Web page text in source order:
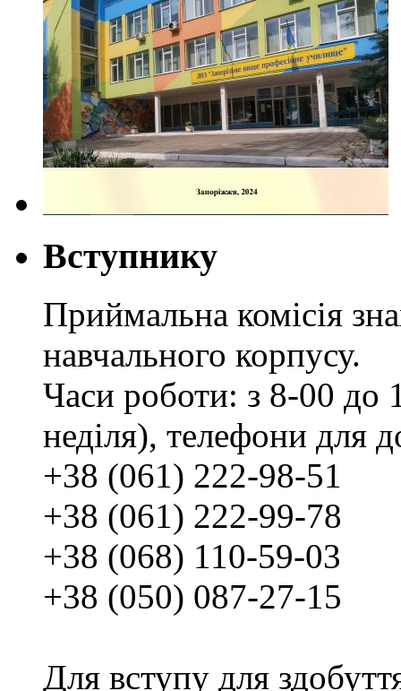
Вступнику
Приймальна комісія
навчального корпусу.
Часи роботи: з 8-00 до
неділя), телефони для
+38 (061) 222-98-51
+38 (061) 222-99-78
+38 (068) 110-59-03
+38 (050) 087-27-15
Для вступу для